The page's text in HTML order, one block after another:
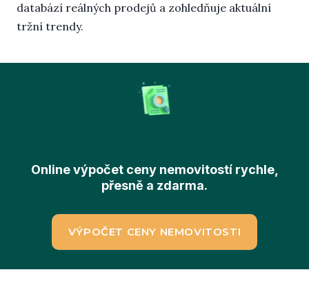
databází reálných prodejů a zohledňuje aktuální
tržní trendy.
Online výpočet ceny nemovitostí rychle,
přesně a zdarma.
VÝPOČET CENY NEMOVITOSTI